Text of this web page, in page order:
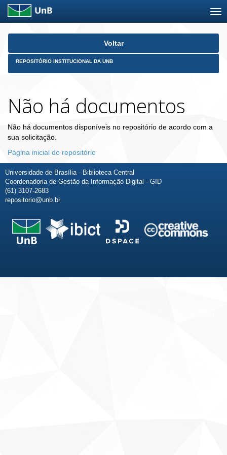
Skip
Voltar
REPOSITÓRIO INSTITUCIONAL DA UNB
Não há documentos
Não há documentos disponíveis no repositório de acordo com a
sua solicitação.
Página inicial do repositório
Universidade de Brasília - Biblioteca Central
Coordenadoria de Gestão da Informação Digital - GID
(61) 3107-2683
repositorio@unb.br